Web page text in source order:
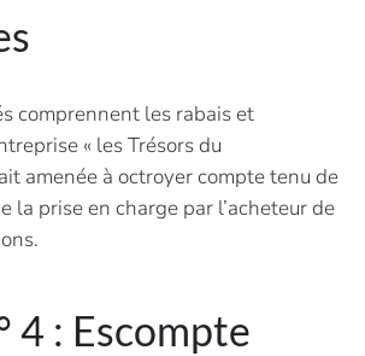
comprennent les rabais et
« les Trésors du
amenée à octroyer compte tenu de
la prise en charge par l’acheteur de
4 : Escompte